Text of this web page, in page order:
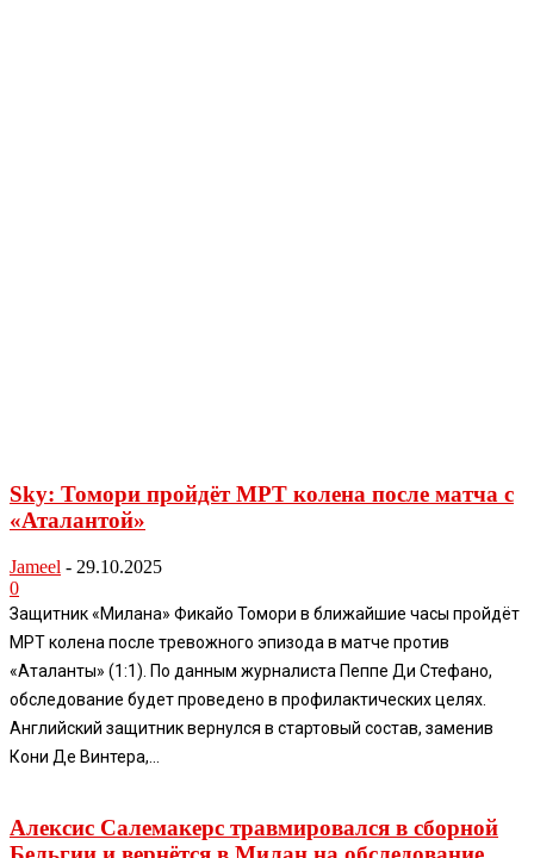
Sky: Томори пройдёт МРТ колена после матча с
«Аталантой»
Jameel - 29.10.2025
0
Защитник «Милана» Фикайо Томори в ближайшие часы пройдёт
МРТ колена после тревожного эпизода в матче против
«Аталанты» (1:1). По данным журналиста Пеппе Ди Стефано,
обследование будет проведено в профилактических целях.
Английский защитник вернулся в стартовый состав, заменив
Кони Де Винтера,...
Алексис Салемакерс травмировался в сборной